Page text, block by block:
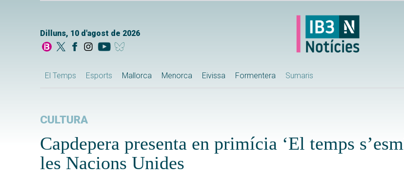
Dilluns, 10 d'agost de 2026
El Temps Esports Mallorca Menorca Eivissa Formentera Sumaris
CULTURA
Capdepera presenta en primícia ‘El temps
les Nacions Unides